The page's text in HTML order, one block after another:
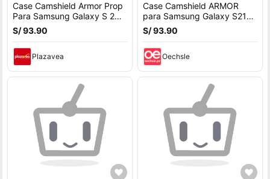
Case Camshield Armor Prop
Para Samsung Galaxy S 24
Ultra - AZUL
S/ 93.90
Plazavea
Case Camshield ARMOR
para Samsung Galaxy S21
Ultra - VERDE
S/ 93.90
Oechsle